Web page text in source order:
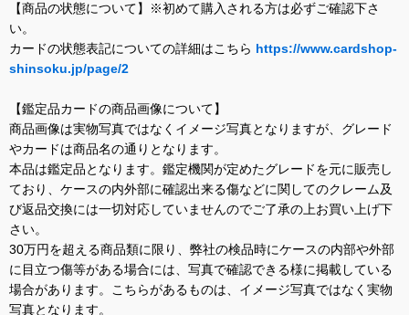
【商品の状態について】※初めて購入される方は必ずご確認下さ
い。
カードの状態表記についての詳細はこちら https://www.cardshop-
shinsoku.jp/page/2
【鑑定品カードの商品画像について】
商品画像は実物写真ではなくイメージ写真となりますが、グレード
やカードは商品名の通りとなります。
本品は鑑定品となります。鑑定機関が定めたグレードを元に販売し
ており、ケースの内外部に確認出来る傷などに関してのクレーム及
び返品交換には一切対応していませんのでご了承の上お買い上げ下
さい。
30万円を超える商品類に限り、弊社の検品時にケースの内部や外部
に目立つ傷等がある場合には、写真で確認できる様に掲載している
場合があります。こちらがあるものは、イメージ写真ではなく実物
写真となります。